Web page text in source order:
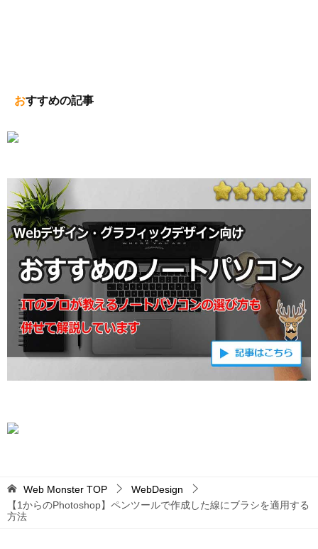
おすすめの記事
Web Monster TOP
WebDesign
【1からのPhotoshop】ペンツールで作成した線にブラシを適用する
方法